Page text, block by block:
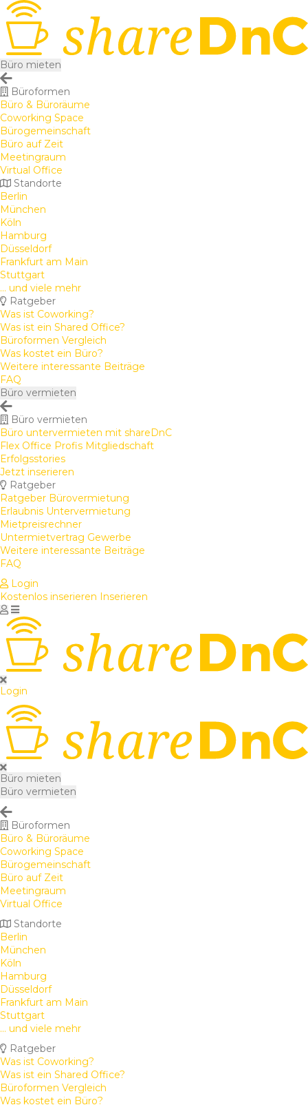
Büro mieten
Büroformen
Büro & Büroräume
Coworking Space
Bürogemeinschaft
Büro auf Zeit
Meetingraum
Virtual Office
Standorte
Berlin
München
Köln
Hamburg
Düsseldorf
Frankfurt am Main
Stuttgart
... und viele mehr
Ratgeber
Was ist Coworking?
Was ist ein Shared Office?
Büroformen Vergleich
Was kostet ein Büro?
Weitere interessante Beiträge
FAQ
Büro vermieten
Büro vermieten
Büro untervermieten mit shareDnC
Flex Office Profis Mitgliedschaft
Erfolgsstories
Jetzt inserieren
Ratgeber
Ratgeber Bürovermietung
Erlaubnis Untervermietung
Mietpreisrechner
Untermietvertrag Gewerbe
Weitere interessante Beiträge
FAQ
Login
Kostenlos inserieren Inserieren
Login
Büro mieten
Büro vermieten
Büroformen
Büro & Büroräume
Coworking Space
Bürogemeinschaft
Büro auf Zeit
Meetingraum
Virtual Office
Standorte
Berlin
München
Köln
Hamburg
Düsseldorf
Frankfurt am Main
Stuttgart
... und viele mehr
Ratgeber
Was ist Coworking?
Was ist ein Shared Office?
Büroformen Vergleich
Was kostet ein Büro?